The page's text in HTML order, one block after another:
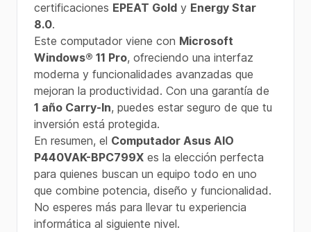
certificaciones EPEAT Gold y Energy Star
8.0.
Este computador viene con Microsoft
Windows® 11 Pro, ofreciendo una interfaz
moderna y funcionalidades avanzadas que
mejoran la productividad. Con una garantía de
1 año Carry-In, puedes estar seguro de que tu
inversión está protegida.
En resumen, el Computador Asus AIO
P440VAK-BPC799X es la elección perfecta
para quienes buscan un equipo todo en uno
que combine potencia, diseño y funcionalidad.
No esperes más para llevar tu experiencia
informática al siguiente nivel.